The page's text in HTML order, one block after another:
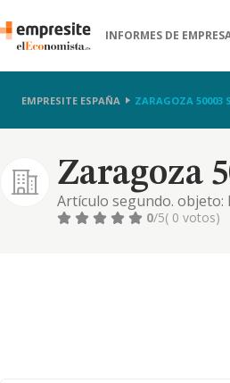
INFORMES DE
EMPRESITE ESPAÑA ZARAGOZA 50003
Zaragoza
Artículo segundo. objeto:
instalaciones y
0/5( 0 votos)